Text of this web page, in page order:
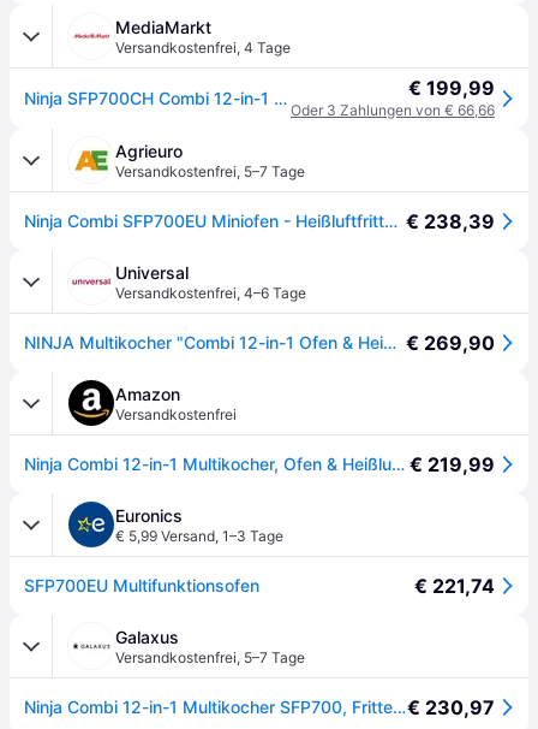
MediaMarkt
Versandkostenfrei, 4 Tage
Ninja SFP700CH Combi 12-in-1 Multikocher, Ofen & Heißluftfritteuse - Grau € 199,99
Oder 3 Zahlungen von € 66,66
Agrieuro
Versandkostenfrei, 5–7 Tage
Ninja Combi SFP700EU Miniofen - Heißluftfritteuse 12,5 Liter € 238,39
Universal
Versandkostenfrei, 4–6 Tage
NINJA Multikocher "Combi 12-in-1 Ofen & Heißluftfritteuse SFP700EU", grau, B:28cm H:38,5cm T:47cm, Küchenmaschinen, Multikocher € 269,90
Amazon
Versandkostenfrei
Ninja Combi 12-in-1 Multikocher, Ofen & Heißluftfritteuse, Grau, SFP700EU. € 219,99
Euronics
€ 5,99 Versand, 1–3 Tage
SFP700EU Multifunktionsofen € 221,74
Galaxus
Versandkostenfrei, 5–7 Tage
Ninja Combi 12-in-1 Multikocher SFP700, Fritteuse, Grau, Schwarz, Silber€ 230,97